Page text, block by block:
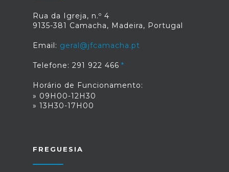
Rua da Igreja, n.º 4
9135-381 Camacha, Madeira, Portugal
Email: geral@jfcamacha.pt
Telefone: 291 922 466
Horário de Funcionamento:
» 09H00-12H30
» 13H30-17H00
FREGUESIA